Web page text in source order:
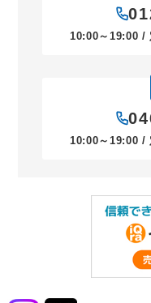
10:00～19:00 /
10:00～19:00 /